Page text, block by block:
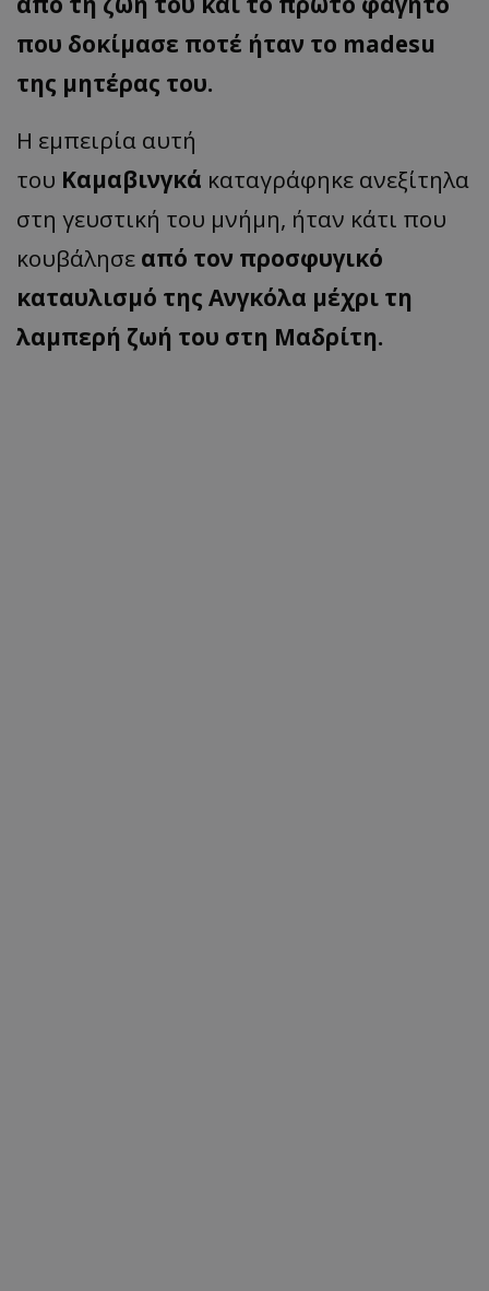
που δοκίμασε ποτέ ήταν το madesu
της μητέρας του.
Η εμπειρία αυτή
του Καμαβινγκά καταγράφηκε ανεξίτηλα
στη γευστική του μνήμη, ήταν κάτι που
κουβάλησε από τον προσφυγικό
καταυλισμό της Ανγκόλα μέχρι τη
λαμπερή ζωή του στη Μαδρίτη.